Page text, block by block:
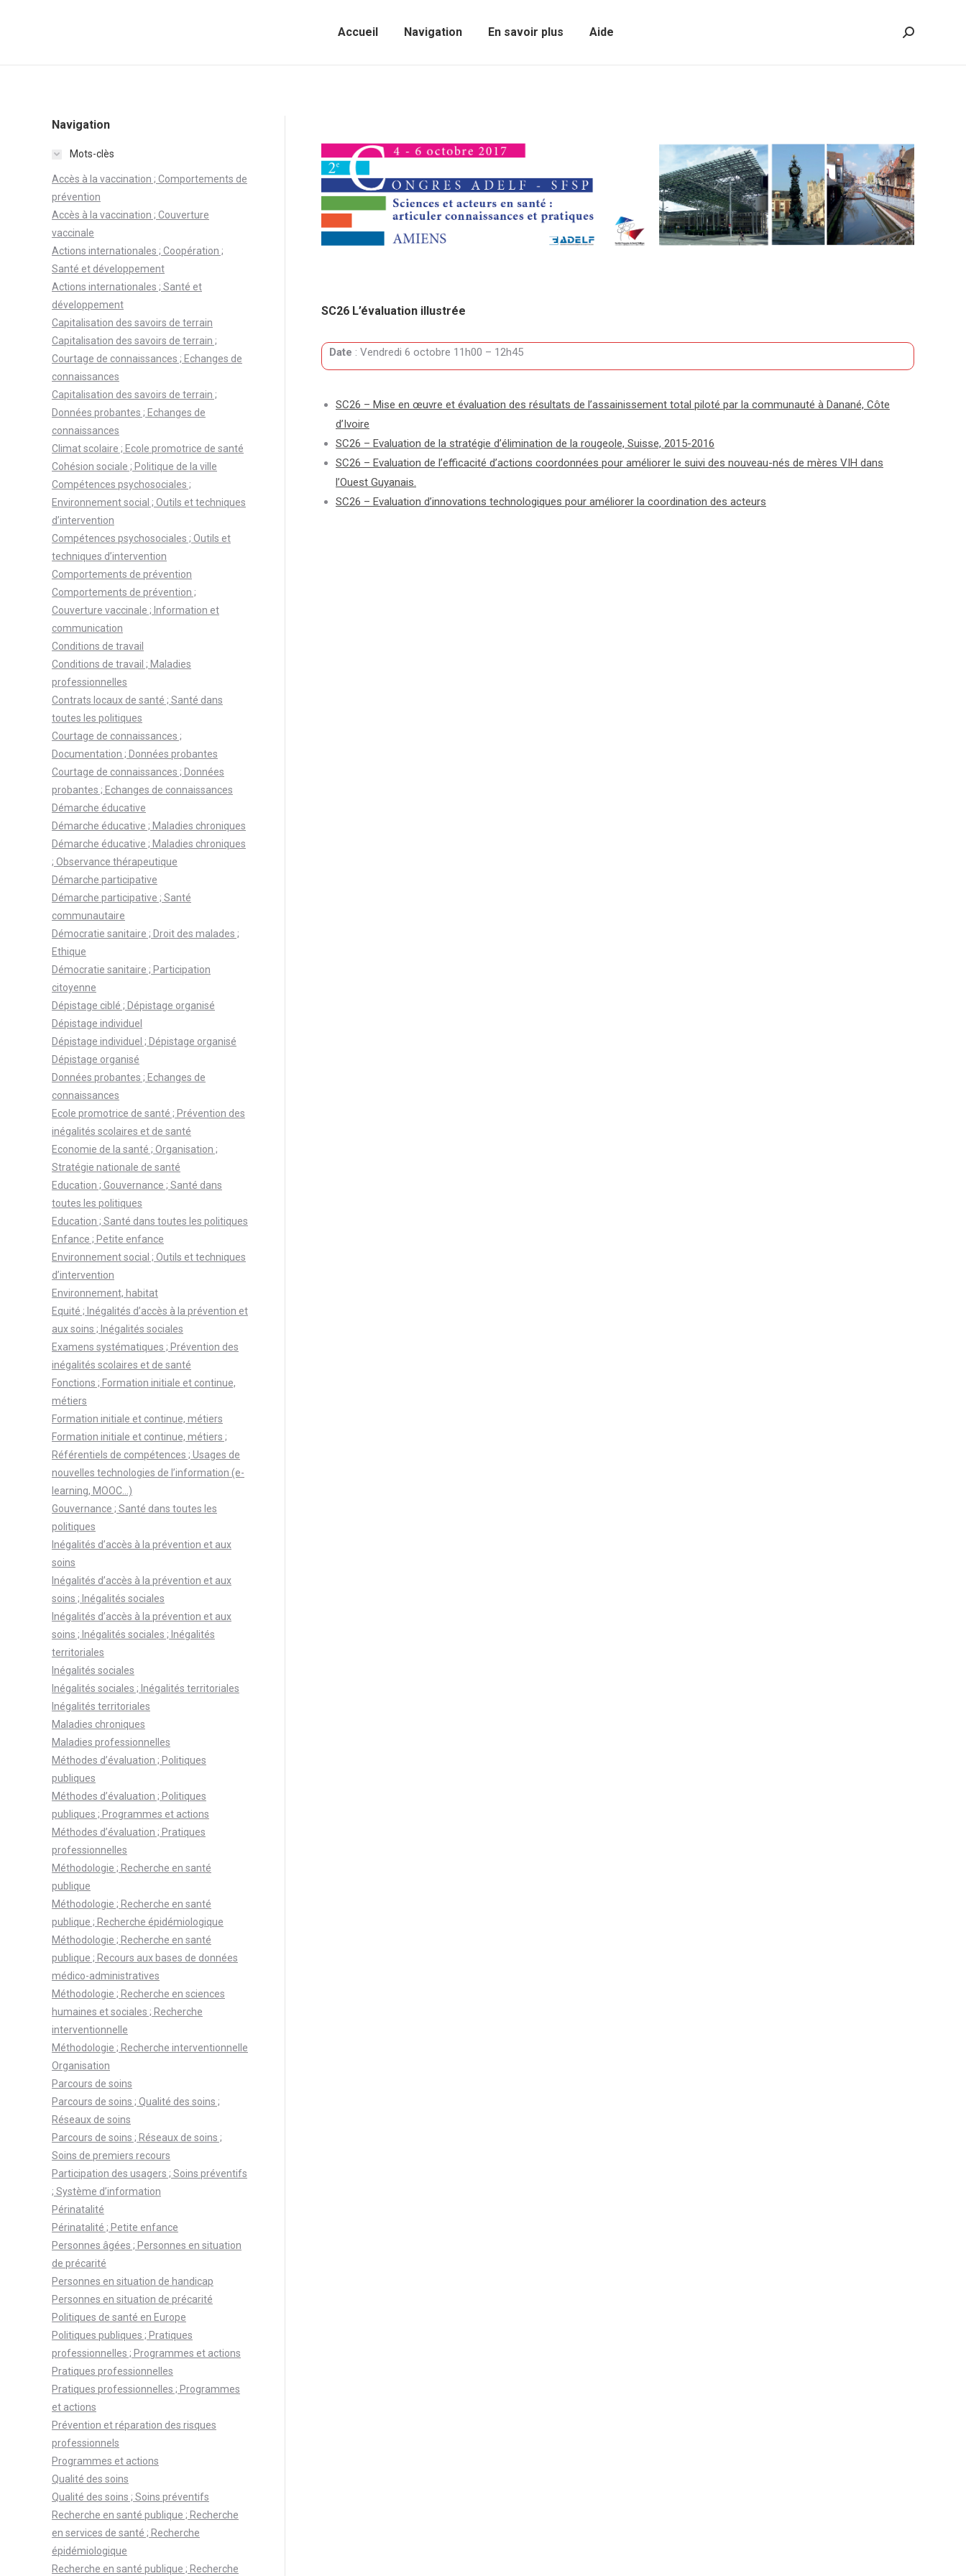
Accueil Navigation En savoir plus Aide Search:
SC26 L’évaluation illustrée
Date : Vendredi 6 octobre 11h00 – 12h45
SC26 – Mise en œuvre et évaluation des résultats de l’assainissement total piloté par la communauté à Danané, Côte
d’Ivoire
SC26 – Evaluation de la stratégie d’élimination de la rougeole, Suisse, 2015-2016
SC26 – Evaluation de l’efficacité d’actions coordonnées pour améliorer le suivi des nouveau-nés de mères VIH dans
l’Ouest Guyanais.
SC26 – Evaluation d’innovations technologiques pour améliorer la coordination des acteurs
Navigation
Mots-clès
Accès à la vaccination ; Comportements de
prévention
Accès à la vaccination ; Couverture
vaccinale
Actions internationales ; Coopération ;
Santé et développement
Actions internationales ; Santé et
développement
Capitalisation des savoirs de terrain
Capitalisation des savoirs de terrain ;
Courtage de connaissances ; Echanges de
connaissances
Capitalisation des savoirs de terrain ;
Données probantes ; Echanges de
connaissances
Climat scolaire ; Ecole promotrice de santé
Cohésion sociale ; Politique de la ville
Compétences psychosociales ;
Environnement social ; Outils et techniques
d’intervention
Compétences psychosociales ; Outils et
techniques d’intervention
Comportements de prévention
Comportements de prévention ;
Couverture vaccinale ; Information et
communication
Conditions de travail
Conditions de travail ; Maladies
professionnelles
Contrats locaux de santé ; Santé dans
toutes les politiques
Courtage de connaissances ;
Documentation ; Données probantes
Courtage de connaissances ; Données
probantes ; Echanges de connaissances
Démarche éducative
Démarche éducative ; Maladies chroniques
Démarche éducative ; Maladies chroniques
; Observance thérapeutique
Démarche participative
Démarche participative ; Santé
communautaire
Démocratie sanitaire ; Droit des malades ;
Ethique
Démocratie sanitaire ; Participation
citoyenne
Dépistage ciblé ; Dépistage organisé
Dépistage individuel
Dépistage individuel ; Dépistage organisé
Dépistage organisé
Données probantes ; Echanges de
connaissances
Ecole promotrice de santé ; Prévention des
inégalités scolaires et de santé
Economie de la santé ; Organisation ;
Stratégie nationale de santé
Education ; Gouvernance ; Santé dans
toutes les politiques
Education ; Santé dans toutes les politiques
Enfance ; Petite enfance
Environnement social ; Outils et techniques
d’intervention
Environnement, habitat
Equité ; Inégalités d’accès à la prévention et
aux soins ; Inégalités sociales
Examens systématiques ; Prévention des
inégalités scolaires et de santé
Fonctions ; Formation initiale et continue,
métiers
Formation initiale et continue, métiers
Formation initiale et continue, métiers ;
Référentiels de compétences ; Usages de
nouvelles technologies de l’information (e-
learning, MOOC…)
Gouvernance ; Santé dans toutes les
politiques
Inégalités d’accès à la prévention et aux
soins
Inégalités d’accès à la prévention et aux
soins ; Inégalités sociales
Inégalités d’accès à la prévention et aux
soins ; Inégalités sociales ; Inégalités
territoriales
Inégalités sociales
Inégalités sociales ; Inégalités territoriales
Inégalités territoriales
Maladies chroniques
Maladies professionnelles
Méthodes d’évaluation ; Politiques
publiques
Méthodes d’évaluation ; Politiques
publiques ; Programmes et actions
Méthodes d’évaluation ; Pratiques
professionnelles
Méthodologie ; Recherche en santé
publique
Méthodologie ; Recherche en santé
publique ; Recherche épidémiologique
Méthodologie ; Recherche en santé
publique ; Recours aux bases de données
médico-administratives
Méthodologie ; Recherche en sciences
humaines et sociales ; Recherche
interventionnelle
Méthodologie ; Recherche interventionnelle
Organisation
Parcours de soins
Parcours de soins ; Qualité des soins ;
Réseaux de soins
Parcours de soins ; Réseaux de soins ;
Soins de premiers recours
Participation des usagers ; Soins préventifs
; Système d’information
Périnatalité
Périnatalité ; Petite enfance
Personnes âgées ; Personnes en situation
de précarité
Personnes en situation de handicap
Personnes en situation de précarité
Politiques de santé en Europe
Politiques publiques ; Pratiques
professionnelles ; Programmes et actions
Pratiques professionnelles
Pratiques professionnelles ; Programmes
et actions
Prévention et réparation des risques
professionnels
Programmes et actions
Qualité des soins
Qualité des soins ; Soins préventifs
Recherche en santé publique ; Recherche
en services de santé ; Recherche
épidémiologique
Recherche en santé publique ; Recherche